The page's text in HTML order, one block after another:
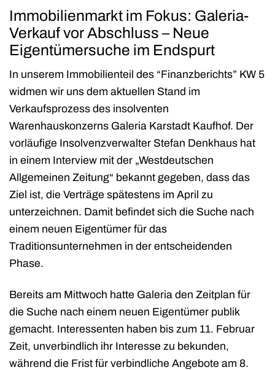
Immobilienmarkt im Fokus: Galeria-
Verkauf vor Abschluss – Neue
Eigentümersuche im Endspurt
In unserem Immobilienteil des “Finanzberichts” KW 5
widmen wir uns dem aktuellen Stand im
Verkaufsprozess des insolventen
Warenhauskonzerns Galeria Karstadt Kaufhof. Der
vorläufige Insolvenzverwalter Stefan Denkhaus hat
in einem Interview mit der „Westdeutschen
Allgemeinen Zeitung“ bekannt gegeben, dass das
Ziel ist, die Verträge spätestens im April zu
unterzeichnen. Damit befindet sich die Suche nach
einem neuen Eigentümer für das
Traditionsunternehmen in der entscheidenden
Phase.
Bereits am Mittwoch hatte Galeria den Zeitplan für
die Suche nach einem neuen Eigentümer publik
gemacht. Interessenten haben bis zum 11. Februar
Zeit, unverbindlich ihr Interesse zu bekunden,
während die Frist für verbindliche Angebote am 8.